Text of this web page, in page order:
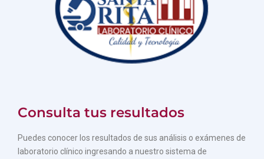
Consulta tus resultados
Puedes conocer los resultados de sus análisis o exámenes de
laboratorio clínico ingresando a nuestro sistema de